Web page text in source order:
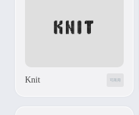
Knit 可商用